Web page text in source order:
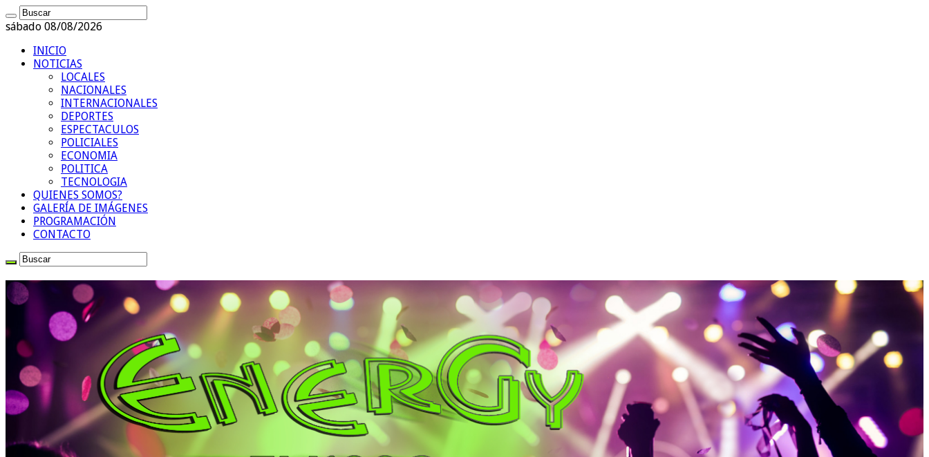
sábado 08/08/2026
INICIO
NOTICIAS
LOCALES
NACIONALES
INTERNACIONALES
DEPORTES
ESPECTACULOS
POLICIALES
ECONOMIA
POLITICA
TECNOLOGIA
QUIENES SOMOS?
GALERÍA DE IMÁGENES
PROGRAMACIÓN
CONTACTO